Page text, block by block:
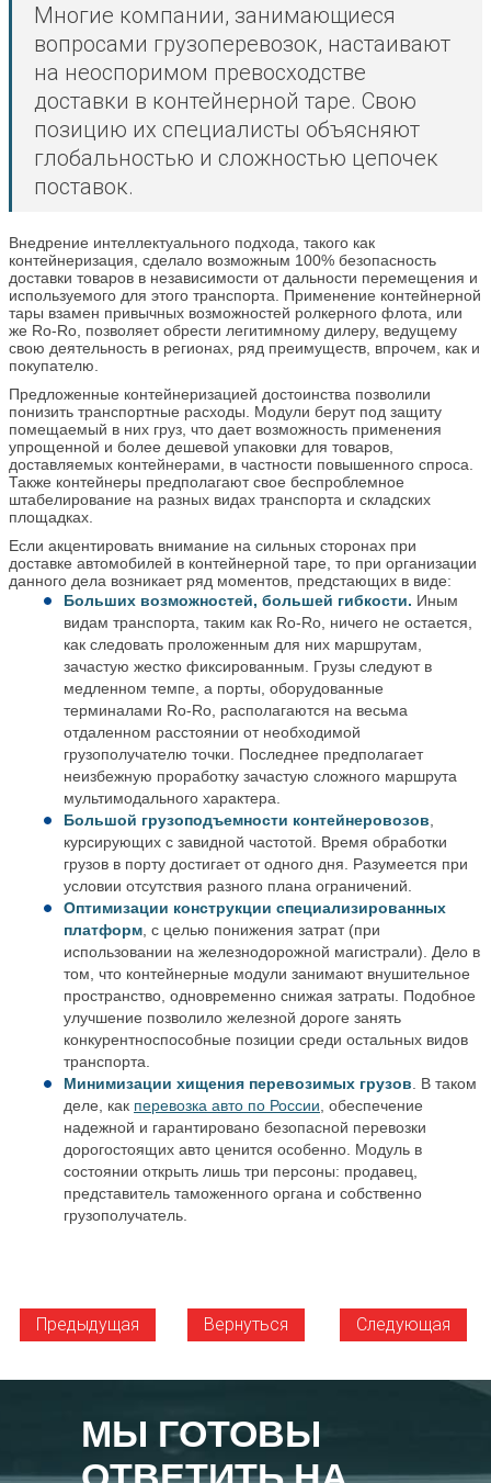
Многие компании, занимающиеся
вопросами грузоперевозок, настаивают
на неоспоримом превосходстве
доставки в контейнерной таре. Свою
позицию их специалисты объясняют
глобальностью и сложностью цепочек
поставок.
Внедрение интеллектуального подхода, такого как
контейнеризация, сделало возможным 100% безопасность
доставки товаров в независимости от дальности перемещения и
используемого для этого транспорта. Применение контейнерной
тары взамен привычных возможностей ролкерного флота, или
же Ro-Ro, позволяет обрести легитимному дилеру, ведущему
свою деятельность в регионах, ряд преимуществ, впрочем, как и
покупателю.
Предложенные контейнеризацией достоинства позволили
понизить транспортные расходы. Модули берут под защиту
помещаемый в них груз, что дает возможность применения
упрощенной и более дешевой упаковки для товаров,
доставляемых контейнерами, в частности повышенного спроса.
Также контейнеры предполагают свое беспроблемное
штабелирование на разных видах транспорта и складских
площадках.
Если акцентировать внимание на сильных сторонах при
доставке автомобилей в контейнерной таре, то при организации
данного дела возникает ряд моментов, предстающих в виде:
Больших возможностей, большей гибкости. Иным
видам транспорта, таким как Ro-Ro, ничего не остается,
как следовать проложенным для них маршрутам,
зачастую жестко фиксированным. Грузы следуют в
медленном темпе, а порты, оборудованные
терминалами Ro-Ro, располагаются на весьма
отдаленном расстоянии от необходимой
грузополучателю точки. Последнее предполагает
неизбежную проработку зачастую сложного маршрута
мультимодального характера.
Большой грузоподъемности контейнеровозов
курсирующих с завидной частотой. Время обработки
грузов в порту достигает от одного дня. Разумеется при
условии отсутствия разного плана ограничений.
Оптимизации конструкции специализированных
платформ , с целью понижения затрат (при
использовании на железнодорожной магистрали). Дело в
том, что контейнерные модули занимают внушительное
пространство, одновременно снижая затраты. Подобное
улучшение позволило железной дороге занять
конкурентноспособные позиции среди остальных видов
транспорта.
Минимизации хищения перевозимых грузов . В таком
деле, как перевозка авто по России , обеспечение
надежной и гарантировано безопасной перевозки
дорогостоящих авто ценится особенно. Модуль в
состоянии открыть лишь три персоны: продавец,
представитель таможенного органа и собственно
грузополучатель.
Предыдущая Вернуться Следующая
МЫ ГОТОВЫ